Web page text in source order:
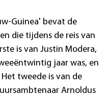
Guinea' bevat de
die tijdens de reis van
is van Justin Modera,
jaar was, en
tweede is van de
Arnoldus